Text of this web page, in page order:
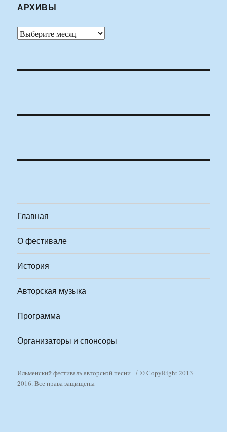
АРХИВЫ
Архивы
Главная
О фестивале
История
Авторская музыка
Программа
Организаторы и спонсоры
Ильменский фестиваль авторской песни
© CopyRight 2013-
2016. Все права защищены